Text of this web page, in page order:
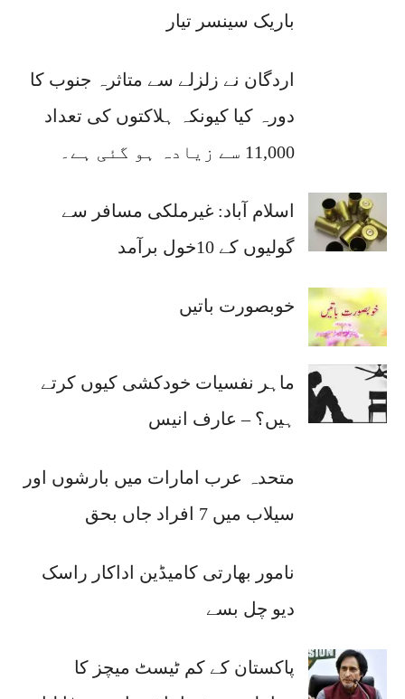
باریک سینسر تیار
اردگان نے زلزلے سے متاثرہ جنوب کا
دورہ کیا کیونکہ ہلاکتوں کی تعداد
11,000 سے زیادہ ہو گئی ہے۔
اسلام آباد: غیرملکی مسافر سے
گولیوں کے 10خول برآمد
خوبصورت باتیں
ماہر نفسیات خودکشی کیوں کرتے
ہیں؟ – عارف انیس
متحدہ عرب امارات میں بارشوں اور
سیلاب میں 7 افراد جاں بحق
نامور بھارتی کامیڈین اداکار راسک
دیو چل بسے
پاکستان کے کم ٹیسٹ میچز کا